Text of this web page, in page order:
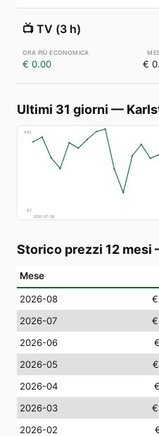
📺 TV (3 h)
€ 0.00 €
Ultimi 31 giorni —
€83
€7
2026-07-09
Storico prezzi 12 mesi
Mese
2026-08
2026-07
2026-06
2026-05
2026-04
2026-03
2026-02